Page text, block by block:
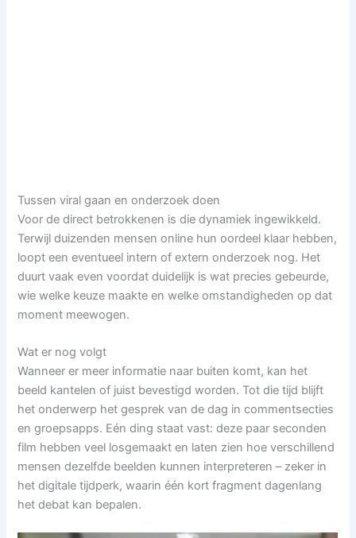
Tussen viral gaan en onderzoek doen
Voor de direct betrokkenen is die dynamiek ingewikkeld.
Terwijl duizenden mensen online hun oordeel klaar hebben,
loopt een eventueel intern of extern onderzoek nog. Het
duurt vaak even voordat duidelijk is wat precies gebeurde,
wie welke keuze maakte en welke omstandigheden op dat
moment meewogen.
Wat er nog volgt
Wanneer er meer informatie naar buiten komt, kan het
beeld kantelen of juist bevestigd worden. Tot die tijd blijft
het onderwerp het gesprek van de dag in commentsecties
en groepsapps. Eén ding staat vast: deze paar seconden
film hebben veel losgemaakt en laten zien hoe verschillend
mensen dezelfde beelden kunnen interpreteren – zeker in
het digitale tijdperk, waarin één kort fragment dagenlang
het debat kan bepalen.